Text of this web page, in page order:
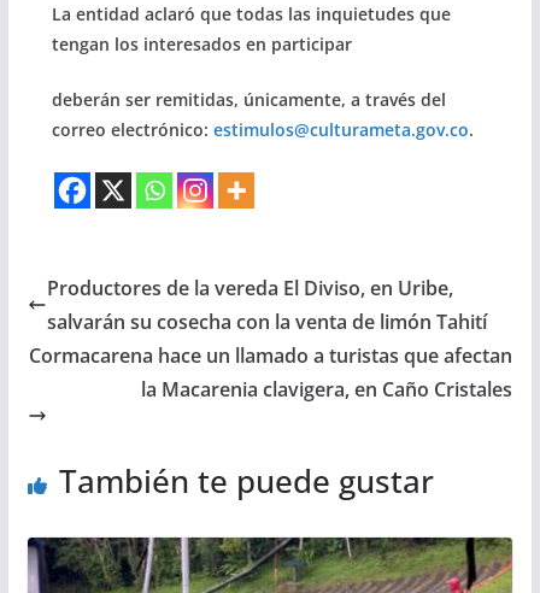
La entidad aclaró que todas las inquietudes que
tengan los interesados en participar
deberán ser remitidas, únicamente, a través del
correo electrónico: estimulos@culturameta.gov.co.
Productores de la vereda El Diviso, en Uribe,
salvarán su cosecha con la venta de limón Tahití
Cormacarena hace un llamado a turistas que afectan
la Macarenia clavigera, en Caño Cristales
También te puede gustar